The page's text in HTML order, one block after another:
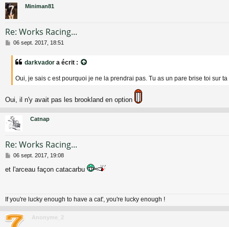
Miniman81
Re: Works Racing...
M
06 sept. 2017, 18:51
darkvador a écrit :
Oui, je sais c est pourquoi je ne la prendrai pas. Tu as un pare brise toi sur
Oui, il n'y avait pas les brookland en option
Catnap
Re: Works Racing...
M
s
e
06 sept. 2017, 19:08
et l'arceau façon catacarbu
If you're lucky enough to have a cat', you're lucky enough !
Anonyme_2